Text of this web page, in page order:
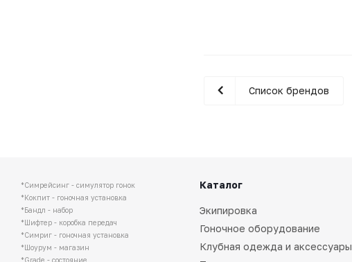
Список брендов
*Симрейсинг - симулятор гонок
*Кокпит - гоночная установка
*Бандл - набор
*Шифтер - коробка передач
*Симриг - гоночная установка
*Шоурум - магазин
*Grade - состояние
Каталог
Экипировка
Гоночное оборудование
Клубная одежда и аксессуары